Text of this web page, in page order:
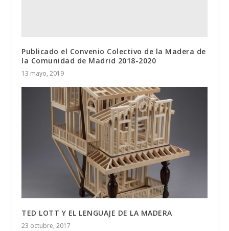
Publicado el Convenio Colectivo de la Madera de
la Comunidad de Madrid 2018-2020
13 mayo, 2019
TED LOTT Y EL LENGUAJE DE LA MADERA
23 octubre, 2017